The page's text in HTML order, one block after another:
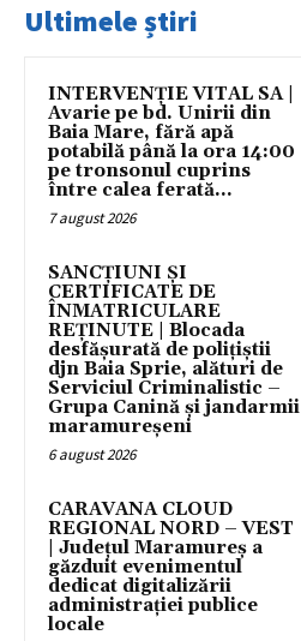
Ultimele știri
INTERVENȚIE VITAL SA |
Avarie pe bd. Unirii din
Baia Mare, fără apă
potabilă până la ora 14:00
pe tronsonul cuprins
între calea ferată...
7 august 2026
SANCȚIUNI ȘI
CERTIFICATE DE
ÎNMATRICULARE
REȚINUTE | Blocada
desfășurată de polițiștii
djn Baia Sprie, alături de
Serviciul Criminalistic –
Grupa Canină și jandarmii
maramureșeni
6 august 2026
CARAVANA CLOUD
REGIONAL NORD – VEST
| Județul Maramureș a
găzduit evenimentul
dedicat digitalizării
administrației publice
locale